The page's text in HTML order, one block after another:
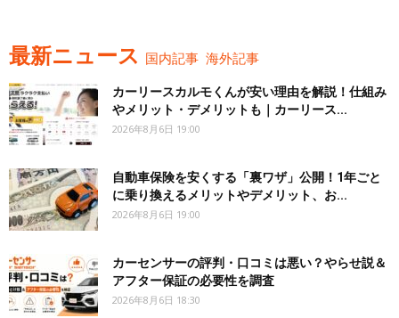
最新ニュース 国内記事 海外記事
カーリースカルモくんが安い理由を解説！仕組み
やメリット・デメリットも｜カーリース...
2026年8月6日 19:00
自動車保険を安くする「裏ワザ」公開！1年ごと
に乗り換えるメリットやデメリット、お...
2026年8月6日 19:00
カーセンサーの評判・口コミは悪い？やらせ説＆
アフター保証の必要性を調査
2026年8月6日 18:30